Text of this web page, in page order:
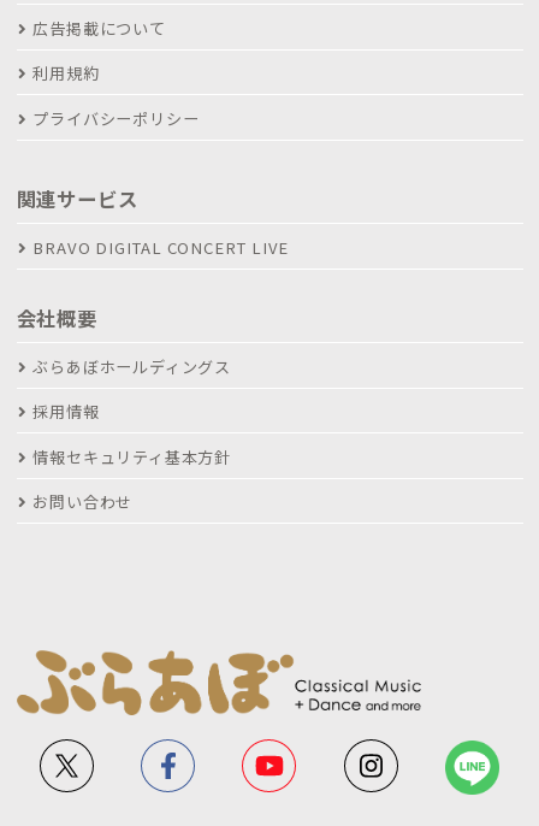
広告掲載について
利用規約
プライバシーポリシー
関連サービス
BRAVO DIGITAL CONCERT LIVE
会社概要
ぶらあぼホールディングス
採用情報
情報セキュリティ基本方針
お問い合わせ